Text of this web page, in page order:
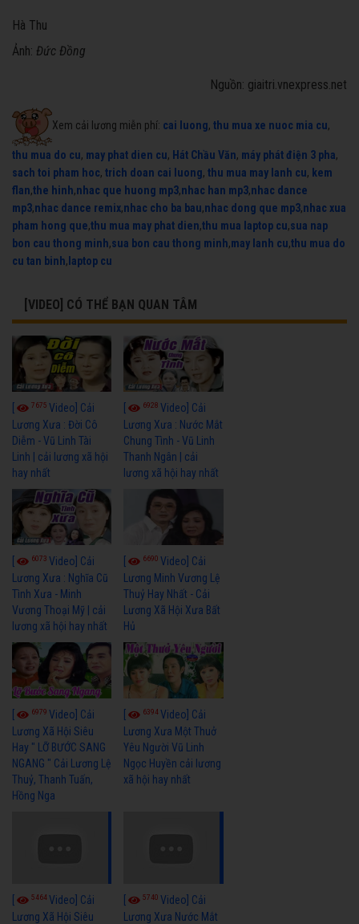
Hà Thu
Ảnh: Đức Đồng
Nguồn: giaitri.vnexpress.net
Xem cải lương miễn phí: cai luong, thu mua xe nuoc mia cu,
thu mua do cu, may phat dien cu, Hát Chầu Văn, máy phát điện 3 pha,
sach toi pham hoc, trich doan cai luong, thu mua may lanh cu, kem
flan,the hinh,nhac que huong mp3,nhac han mp3,nhac dance
mp3,nhac dance remix,nhac cho ba bau,nhac dong que mp3,nhac xua
pham hong que,thu mua may phat dien,thu mua laptop cu,sua nap
bon cau thong minh,sua bon cau thong minh,may lanh cu,thu mua do
cu tan binh, laptop cu
[VIDEO] CÓ THỂ BẠN QUAN TÂM
7675 Video] Cải
Lương Xưa : Đời Cô
Diễm - Vũ Linh Tài
Linh | cải lương xã hội
hay nhất
6928Video] Cải
Lương Xưa : Nước Mắt
Chung Tình - Vũ Linh
Thanh Ngân | cải
lương xã hội hay nhất
6073 Video] Cải
Lương Xưa : Nghĩa Cũ
Tình Xưa - Minh
Vương Thoại Mỹ | cải
lương xã hội hay nhất
6690Video] Cải
Lương Minh Vương Lệ
Thuỷ Hay Nhất - Cải
Lương Xã Hội Xưa Bất
Hủ
6979 Video] Cải
Lương Xã Hội Siêu
Hay " LỠ BƯỚC SANG
NGANG " Cải Lương Lệ
Thuỷ, Thanh Tuấn,
Hồng Nga
6394Video] Cải
Lương Xưa Một Thuở
Yêu Người Vũ Linh
Ngọc Huyền cải lương
xã hội hay nhất
5464Video] Cải
Lương Xã Hội Siêu
5740Video] Cải
Lương Xưa Nước Mắt